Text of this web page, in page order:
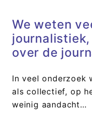
We weten
over de
In veel onderzoek
als collectief, op
weinig aandacht…